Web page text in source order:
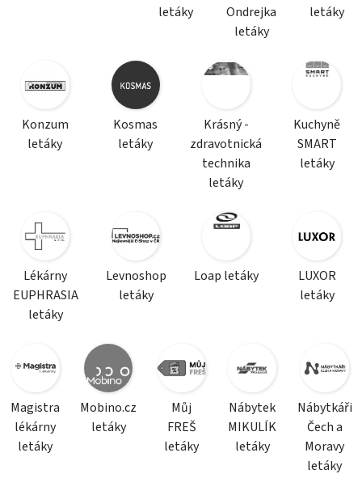
letáky
Ondrejka
letáky
letáky
Konzum
letáky
Kosmas
letáky
Krásný -
zdravotnická
technika
letáky
Kuchyně
SMART
letáky
Lékárny
EUPHRASIA
letáky
Levnoshop
letáky
Loap letáky
LUXOR
letáky
Magistra
lékárny
letáky
Mobino.cz
letáky
Můj
FREŠ
letáky
Nábytek
MIKULÍK
letáky
Nábytkáři
Čech a
Moravy
letáky